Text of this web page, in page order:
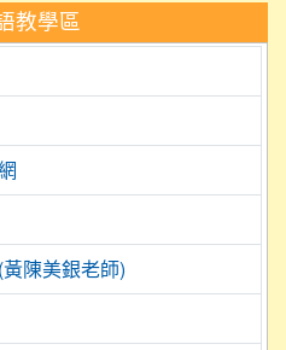
教學區
陳美銀老師)